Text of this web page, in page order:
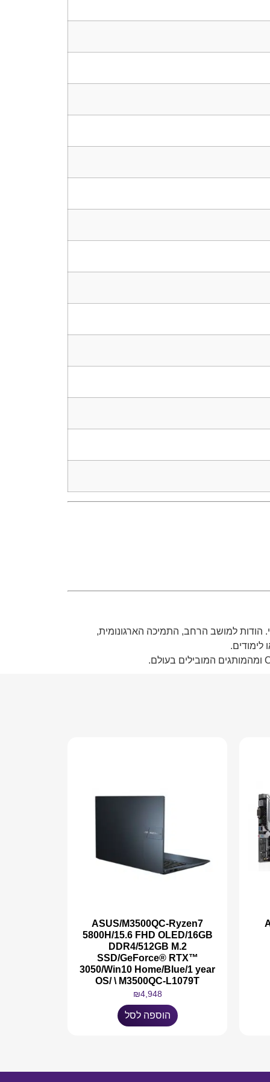
הודות למושב הרחב, התמיכה הארגונומית,
ASUS/M3500QC-Ryzen7
5800H/15.6 FHD OLED/16GB
DDR4/512GB M.2
SSD/GeForce® RTX™
3050/Win10 Home/Blue/1 year
OS/ \ M3500QC-L1079T
₪4,948
הוספה לסל